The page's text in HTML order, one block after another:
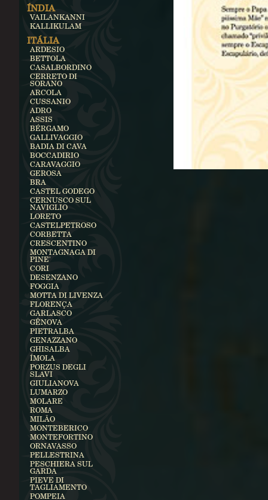
ÍNDIA
VAILANKANNI
KALLIKULAM
ITÁLIA
ARDESIO
BETTOLA
CASALBORDINO
CERRETO DI
SORANO
ARCOLA
CUSSANIO
ADRO
ASSIS
BÉRGAMO
GALLIVAGGIO
BADIA DI CAVA
BOCCADIRIO
CARAVAGGIO
GEROSA
BRA
CASTEL GODEGO
CERNUSCO SUL
NAVIGLIO
LORETO
CASTELPETROSO
CORBETTA
CRESCENTINO
MONTAGNAGA DI
PINE'
CORI
DESENZANO
FOGGIA
MOTTA DI LIVENZA
FLORENÇA
GARLASCO
GÊNOVA
PIETRALBA
GENAZZANO
GHISALBA
ÍMOLA
PORZUS DEGLI
SLAVI
GIULIANOVA
LUMARZO
MOLARE
ROMA
MILÃO
MONTEBERICO
MONTEFORTINO
ORNAVASSO
PELLESTRINA
PESCHIERA SUL
GARDA
PIEVE DI
TAGLIAMENTO
POMPEIA